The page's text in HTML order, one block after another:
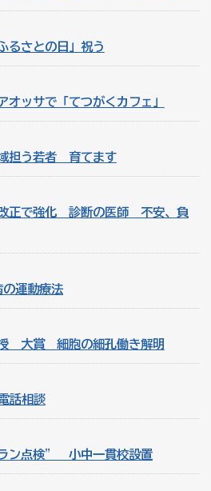
るさとの日」祝う
ッサで「てつがくカフェ」
担う若者 育てます
正で強化 診断の医師 不安、負
運動療法
大賞 細胞の細孔働き解明
話相談
ン点検” 小中一貫校設置